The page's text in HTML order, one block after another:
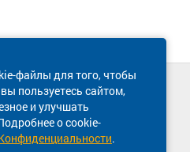
файлы для того, чтобы
пользуетесь сайтом,
и улучшать
о cookie-
.
поддержка сайта
03-38